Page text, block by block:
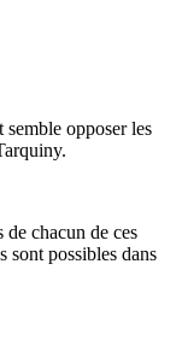
opposer les
chacun de ces
sont possibles dans